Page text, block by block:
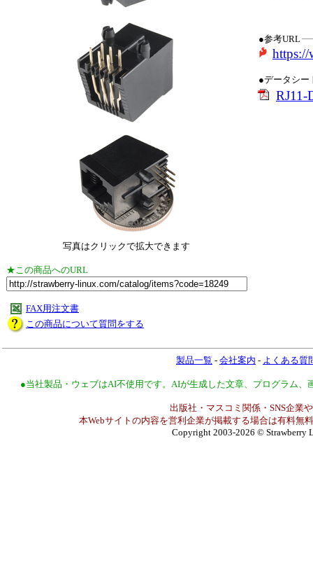
写真はクリックで拡大できます
★この商品へのURL
FAX用注文書
この商品について質問をする
●参考URL
https://
●データシー
RJ11-
製品一覧 - 会社案内 - よくある質
●当社製品・ウェブはAI不使用です。AIが生成した文章、プログラム
出版社・マスコミ関係・SNS企業
本Webサイトの内容を営利企業が掲載する場合は有料無
Copyright 2003-2026 © Strawberry